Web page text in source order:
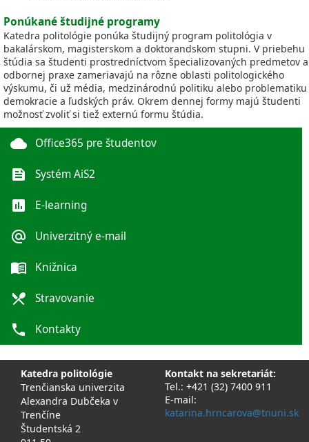
Ponúkané študijné programy
Katedra politológie ponúka študijný program politológia v
bakalárskom, magisterskom a doktorandskom stupni. V priebehu
štúdia sa študenti prostredníctvom špecializovaných predmetov a
odbornej praxe zameriavajú na rôzne oblasti politologického
výskumu, či už média, medzinárodnú politiku alebo problematiku
demokracie a ľudských práv. Okrem dennej formy majú študenti
možnosť zvoliť si tiež externú formu štúdia.
cloud Office365 pre študentov
feed Systém AiS2
poll E-learning
alternate_email Univerzitný e-mail
menu_book Knižnica
local_dining Stravovanie
phone Kontakty
Katedra politológie
Trenčianska univerzita
Alexandra Dubčeka v
Trenčíne
Študentská 2
Kontakt na sekretariát:
Tel.: +421 (32) 7400 911
E-mail:
katarina.hrncarova@tnuni.sk